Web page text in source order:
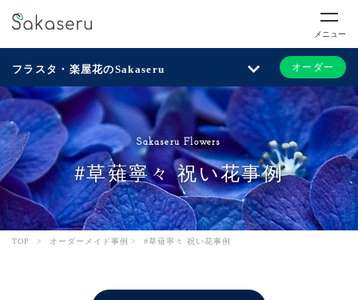
メニュー
フラスタ・楽屋花のSakaseru オーダー
Sakaseru Flowers
#草薙寧々 祝い花事例
TOP > オーダーメイド事例 > #草薙寧々 祝い花事例